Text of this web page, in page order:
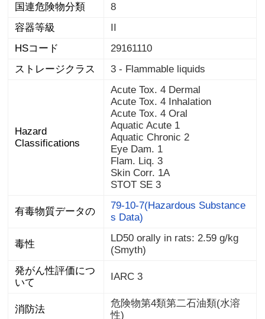
国連危険物分類
8
容器等級
HSコード
29161110
ストレージクラス
3 - Flammable liquids
Hazard
Classifications
Acute Tox. 4 Dermal
Acute Tox. 4 Inhalation
Acute Tox. 4 Oral
Aquatic Acute 1
Aquatic Chronic 2
Eye Dam. 1
Flam. Liq. 3
Skin Corr. 1A
STOT SE 3
有毒物質データの
79-10-7(Hazardous Substance
s Data)
毒性
LD50 orally in rats: 2.59 g/kg
(Smyth)
発がん性評価につ
いて
IARC 3
消防法
危険物第4類第二石油類(水溶
性)